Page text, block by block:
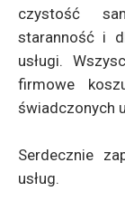
czystość
staranność i
usługi.
firmowe
świadczonych
Serdecznie
usług.